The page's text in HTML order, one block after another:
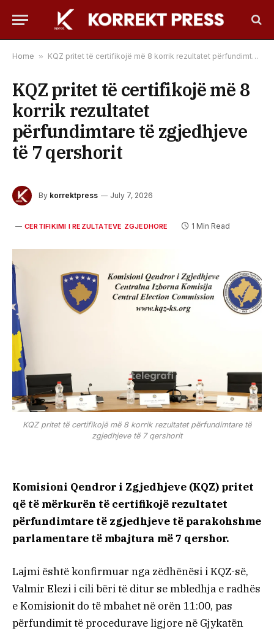
Home » KQZ pritet të certifikojë më 8 korrik rezultatet përfundimtare të zgjedhjeve të 7 qershorit
KQZ pritet të certifikojë më 8
korrik rezultatet
përfundimtare të zgjedhjeve
të 7 qershorit
By korrektpress July 7, 2026
CERTIFIKIMI I REZULTATEVE ZGJEDHORE 1 Min Read
KQZ pritet të certifikojë më 8 korrik rezultatet përfundimtare të
zgjedhjeve të 7 qershorit
Komisioni Qendror i Zgjedhjeve (KQZ) pritet
që të mërkurën të certifikojë rezultatet
përfundimtare të zgjedhjeve të parakohshme
parlamentare të mbajtura më 7 qershor.
Lajmi është konfirmuar nga zëdhënësi i KQZ-së,
Valmir Elezi i cili bëri të ditur se mbledhja e radhës
e Komisionit do të mbahet në orën 11:00, pas
përfundimit të procedurave ligjore në Gjykatën